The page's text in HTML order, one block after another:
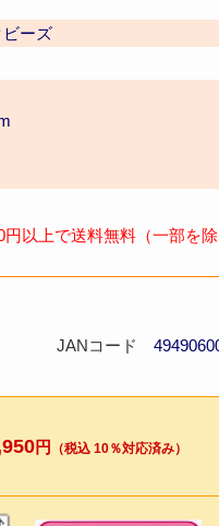
ーズ
以上で送料無料（一部を除
JANコード
円 （税込 10％対応済み）